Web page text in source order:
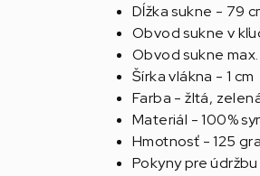
Dĺžka sukne - 79
Obvod sukne v
Obvod sukne
Šírka vlákna - 1 cm
Farba - žltá,
Materiál - 100%
Hmotnosť - 125
Pokyny pre